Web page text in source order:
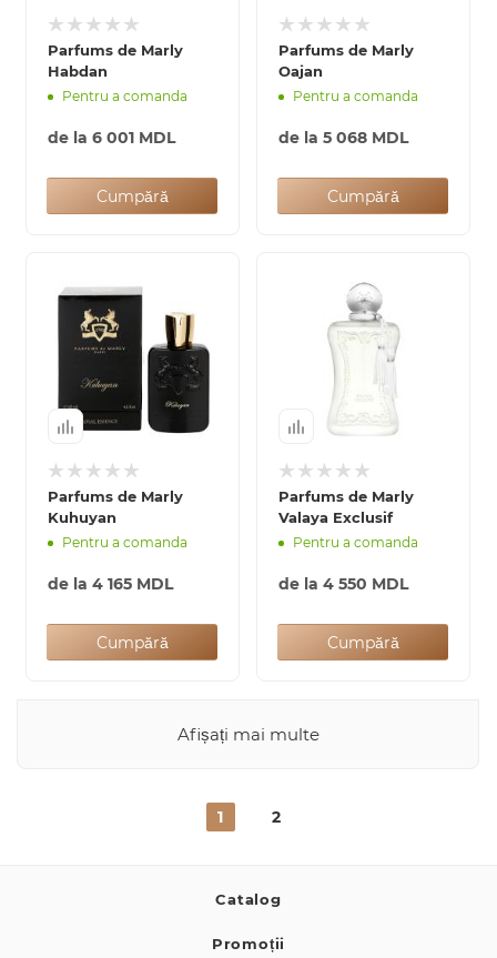
Parfums de Marly
Habdan
Pentru a comanda
de la 6 001 MDL
Cumpără
Parfums de Marly
Oajan
Pentru a comanda
de la 5 068 MDL
Cumpără
Parfums de Marly
Kuhuyan
Pentru a comanda
de la 4 165 MDL
Cumpără
Parfums de Marly
Valaya Exclusif
Pentru a comanda
de la 4 550 MDL
Cumpără
Afișați mai multe
1 2
Catalog
Promoții